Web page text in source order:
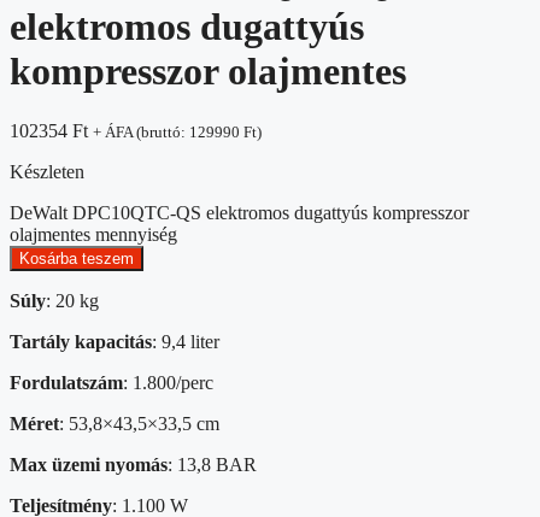
elektromos dugattyús
kompresszor olajmentes
102354 Ft + ÁFA (bruttó: 129990 Ft)
Készleten
DeWalt DPC10QTC-QS elektromos dugattyús kompresszor
olajmentes mennyiség
Kosárba teszem
Súly: 20 kg
Tartály kapacitás: 9,4 liter
Fordulatszám: 1.800/perc
Méret: 53,8×43,5×33,5 cm
Max üzemi nyomás: 13,8 BAR
Teljesítmény: 1.100 W